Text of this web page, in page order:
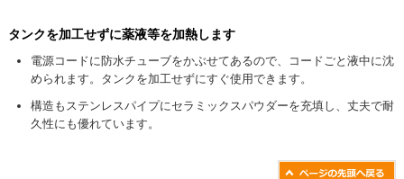
タンクを加工せずに薬液等を加熱します
電源コードに防水チューブをかぶせてあるので、コードごと液中に沈
められます。タンクを加工せずにすぐ使用できます。
構造もステンレスパイプにセラミックスパウダーを充填し、丈夫で耐
久性にも優れています。